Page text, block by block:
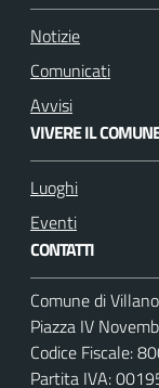
Notizie
Comunicati
Avvisi
VIVERE IL
Luoghi
Eventi
CONTATTI
Comune di
Piazza IV
Codice Fiscale:
Partita IVA: